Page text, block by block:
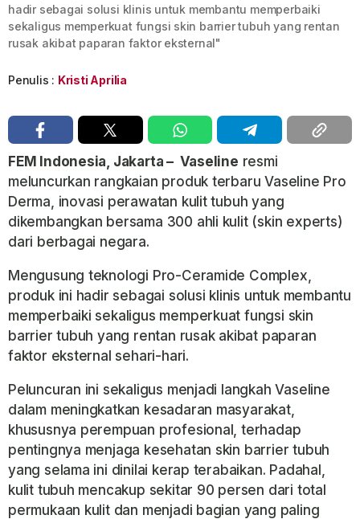
hadir sebagai solusi klinis untuk membantu memperbaiki
sekaligus memperkuat fungsi skin barrier tubuh yang rentan
rusak akibat paparan faktor eksternal"
Penulis : Kristi Aprilia
FEM Indonesia, Jakarta – Vaseline resmi
meluncurkan rangkaian produk terbaru Vaseline Pro
Derma, inovasi perawatan kulit tubuh yang
dikembangkan bersama 300 ahli kulit (skin experts)
dari berbagai negara.
Mengusung teknologi Pro-Ceramide Complex,
produk ini hadir sebagai solusi klinis untuk membantu
memperbaiki sekaligus memperkuat fungsi skin
barrier tubuh yang rentan rusak akibat paparan
faktor eksternal sehari-hari.
Peluncuran ini sekaligus menjadi langkah Vaseline
dalam meningkatkan kesadaran masyarakat,
khususnya perempuan profesional, terhadap
pentingnya menjaga kesehatan skin barrier tubuh
yang selama ini dinilai kerap terabaikan. Padahal,
kulit tubuh mencakup sekitar 90 persen dari total
permukaan kulit dan menjadi bagian yang paling